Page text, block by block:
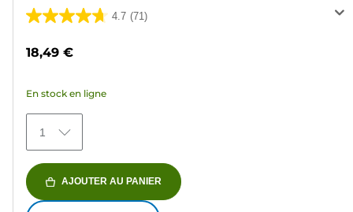
4.7 (71)
4.7
5
71
avis
18,49 €
En stock en ligne
1
AJOUTER AU PANIER